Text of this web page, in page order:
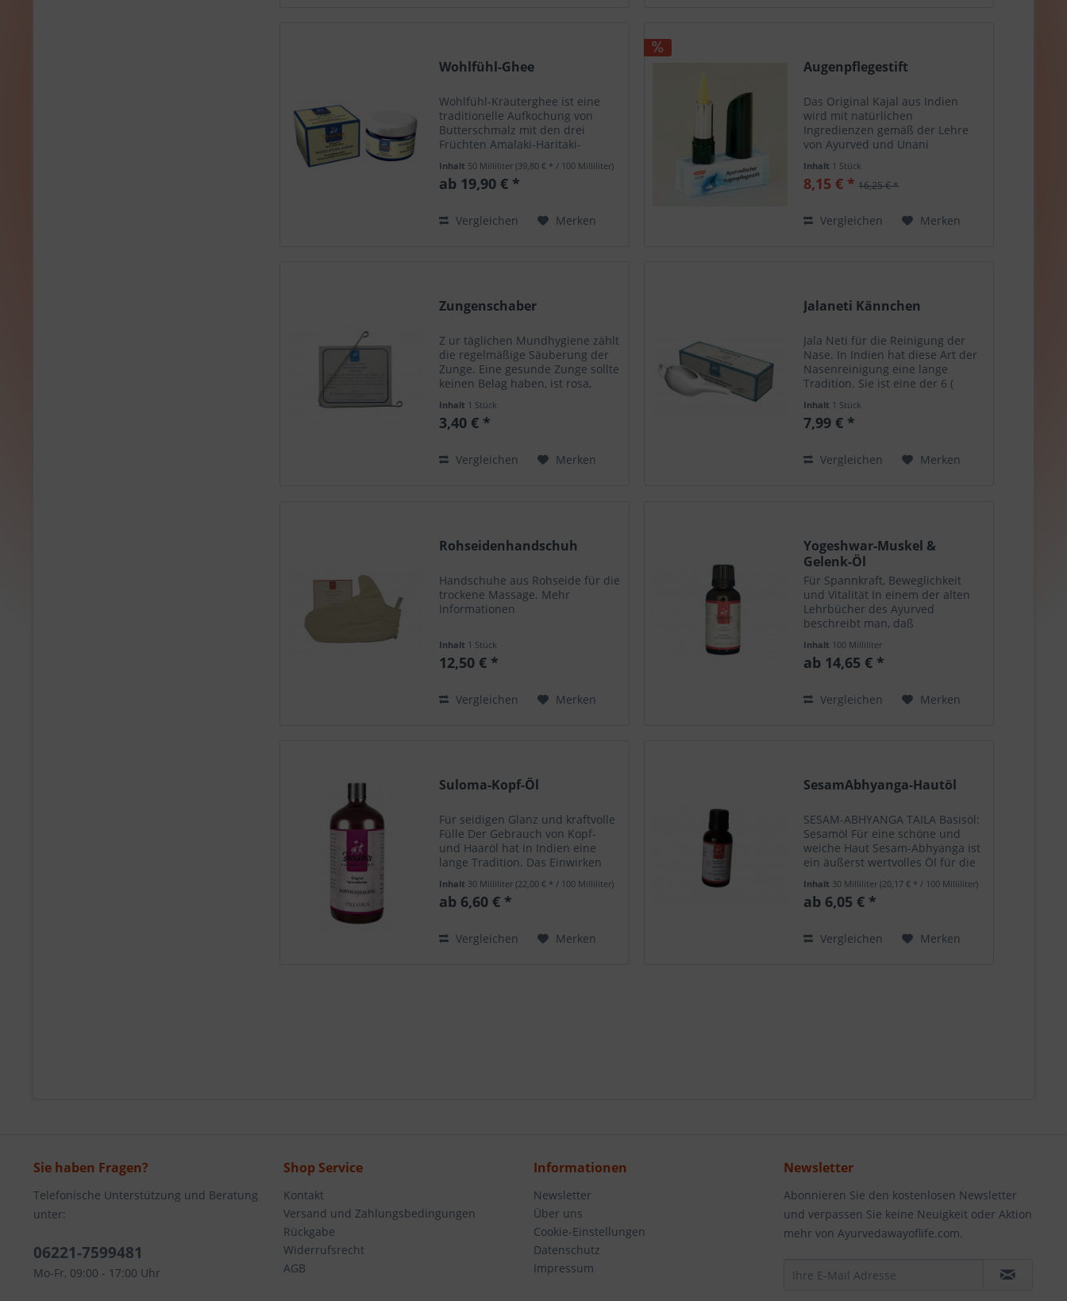
Wohlfühl-Ghee
Wohlfühl-Kräuterghee ist eine
traditionelle Aufkochung von
Butterschmalz mit den drei
Früchten Amalaki-Haritaki-
Sandelholz und indische
Sarsaparilla ( Sariva) . Das Ghee
vielfältigen...
Inhalt 50 Milliliter(39,80 € * / 100 Milliliter)
ab 19,90 € *
Vergleichen Merken
Augenpflegestift
Das Original Kajal aus Indien
wird mit natürlichen
Ingredienzen gemäß der Lehre
von Ayurved und Unani
ist wie ein traditionelles,
schwarzes Kajal jedoch ohne
zur Trockenheit...
Inhalt 1 Stück
8,15 € * 16,25 € *
Vergleichen Merken
Zungenschaber
Z ur täglichen Mundhygiene zählt
die regelmäßige Säuberung der
Zunge. Eine gesunde Zunge sollte
keinen Belag haben, ist rosa,
Reinigen der Zunge entfernt
Ablagerungen und verbessert
Inhalt 1 Stück
3,40 € *
Vergleichen Merken
Jalaneti Kännchen
Jala Neti für die Reinigung der
Nase. In Indien hat diese Art der
Nasenreinigung eine lange
Tradition. Sie ist eine der 6 (
Reinigungsprozesse in Yoga-
Praxis. Warmes Wasser und einer
Inhalt 1 Stück
7,99 € *
Vergleichen Merken
Rohseidenhandschuh
Handschuhe aus Rohseide für die
trockene Massage. Mehr
Informationen
Inhalt 1 Stück
12,50 € *
Vergleichen Merken
Yogeshwar-Muskel &
Gelenk-Öl
Für Spannkraft, Beweglichkeit
und Vitalität In einem der alten
Lehrbücher des Ayurved
beschreibt man, daß
Körpers die Muskeln stärkt und
dem Menschen hilft, mit
fertig zu werden....
Inhalt 100 Milliliter
ab 14,65 € *
Vergleichen Merken
Suloma-Kopf-Öl
Für seidigen Glanz und kraftvolle
Fülle Der Gebrauch von Kopf-
und Haaröl hat in Indien eine
lange Tradition. Das Einwirken
unterstützt die geistige
Ausgeglichenheit. Ganz nebenbei
Inhalt 30 Milliliter(22,00 € * / 100 Milliliter)
ab 6,60 € *
Vergleichen Merken
SesamAbhyanga-Hautöl
SESAM-ABHYANGA TAILA Basisöl:
Sesamöl Für eine schöne und
weiche Haut Sesam-Abhyanga ist
ein äußerst wertvolles Öl für die
Kräutermischung u.a. mit
Färberwurzel und Kurkuma
die...
Inhalt 30 Milliliter(20,17 € * / 100 Milliliter)
ab 6,05 € *
Vergleichen Merken
Sie haben Fragen?
Telefonische Unterstützung und Beratung
unter:
06221-7599481
Mo-Fr, 09:00 - 17:00 Uhr
Shop Service
Kontakt
Versand und Zahlungsbedingungen
Rückgabe
Widerrufsrecht
AGB
Informationen
Newsletter
Über uns
Cookie-Einstellungen
Datenschutz
Impressum
Newsletter
Abonnieren Sie den kostenlosen Newsletter
und verpassen Sie keine Neuigkeit oder Aktion
mehr von Ayurvedawayoflife.com.